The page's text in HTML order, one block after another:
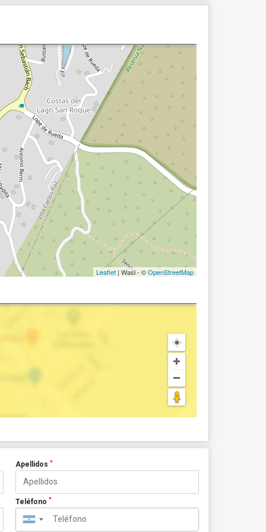
Leaflet | Wasi - ©OpenStreetMap
Apellidos *
Teléfono *
▼